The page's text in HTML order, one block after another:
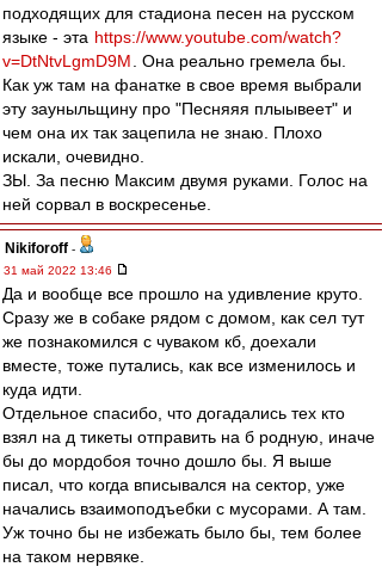
подходящих для стадиона песен на русском
языке - эта https://www.youtube.com/watch?
v=DtNtvLgmD9M
. Она реально гремела бы.
Как уж там на фанатке в свое время выбрали
эту зауныльщину про "Песняяя плыывеет" и
чем она их так зацепила не знаю. Плохо
искали, очевидно.
ЗЫ. За песню Максим двумя руками. Голос на
ней сорвал в воскресенье.
Nikiforoff -
31 май 2022 13:46
Да и вообще все прошло на удивление круто.
Сразу же в собаке рядом с домом, как сел тут
же познакомился с чуваком кб, доехали
вместе, тоже путались, как все изменилось и
куда идти.
Отдельное спасибо, что догадались тех кто
взял на д тикеты отправить на б родную, иначе
бы до мордобоя точно дошло бы. Я выше
писал, что когда вписывался на сектор, уже
начались взаимоподъебки с мусорами. А там.
Уж точно бы не избежать было бы, тем более
на таком нервяке.